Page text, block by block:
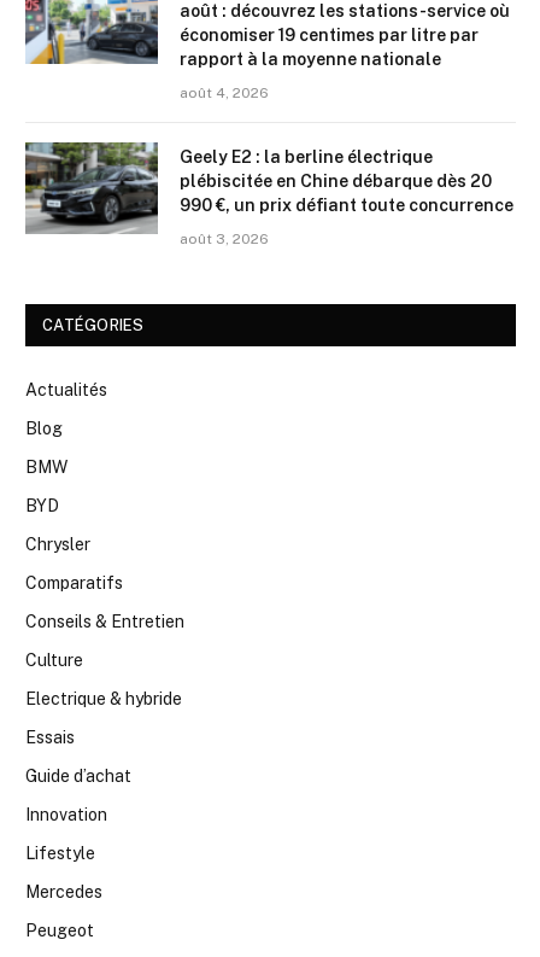
août : découvrez les stations-service où
économiser 19 centimes par litre par
rapport à la moyenne nationale
août 4, 2026
Geely E2 : la berline électrique
plébiscitée en Chine débarque dès 20
990 €, un prix défiant toute concurrence
août 3, 2026
CATÉGORIES
Actualités
Blog
BMW
BYD
Chrysler
Comparatifs
Conseils & Entretien
Culture
Electrique & hybride
Essais
Guide d’achat
Innovation
Lifestyle
Mercedes
Peugeot